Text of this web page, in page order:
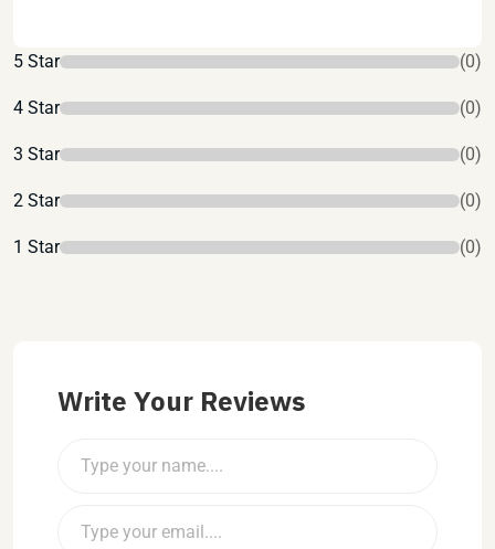
5 Star (0)
4 Star (0)
3 Star (0)
2 Star (0)
1 Star (0)
Write Your Reviews